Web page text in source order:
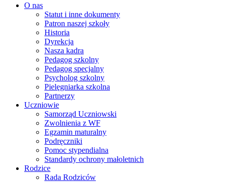
O nas
Statut i inne dokumenty
Patron naszej szkoły
Historia
Dyrekcja
Nasza kadra
Pedagog szkolny
Pedagog specjalny
Psycholog szkolny
Pielęgniarka szkolna
Partnerzy
Uczniowie
Samorząd Uczniowski
Zwolnienia z WF
Egzamin maturalny
Podręczniki
Pomoc stypendialna
Standardy ochrony małoletnich
Rodzice
Rada Rodziców